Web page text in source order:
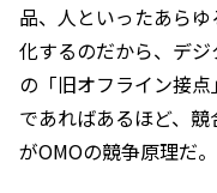
品、人といったあら
化するのだから、デ
の「旧オフライン接
であればあるほど、
がOMOの競争原理だ。